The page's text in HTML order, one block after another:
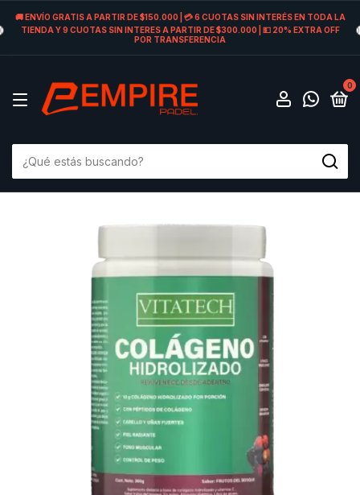
🚚 ENVÍO GRATIS A PARTIR DE $150.000 | 💳 6 CUOTAS SIN INTERÉS EN TODA LA
TIENDA Y 9 CUOTAS SIN INTERES A PARTIR DE $300.000 | 💵 20% EXTRA OFF
POR TRANSFERENCIA
0